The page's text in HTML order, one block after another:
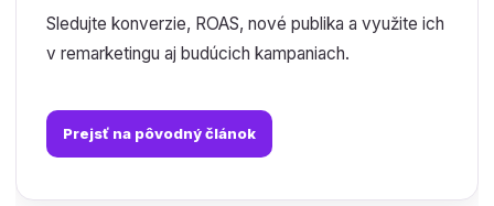
Sledujte konverzie, ROAS, nové publika a využite ich
v remarketingu aj budúcich kampaniach.
Prejsť na pôvodný článok